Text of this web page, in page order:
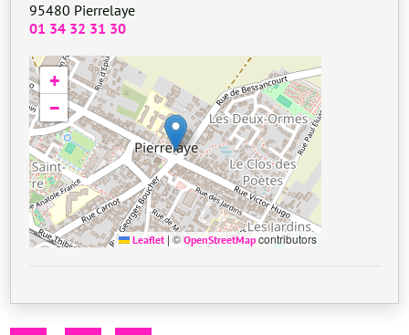
95480 Pierrelaye
01 34 32 31 30
+
−
Leaflet | ©OpenStreetMap contributors